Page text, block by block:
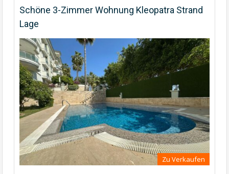
Schöne 3-Zimmer Wohnung Kleopatra Strand
Lage
Zu Verkaufen